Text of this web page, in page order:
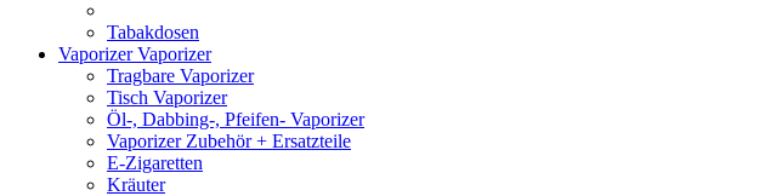
Tabakdosen
VaporizerVaporizer
Tragbare Vaporizer
Tisch Vaporizer
Öl-, Dabbing-, Pfeifen- Vaporizer
Vaporizer Zubehör + Ersatzteile
E-Zigaretten
Kräuter